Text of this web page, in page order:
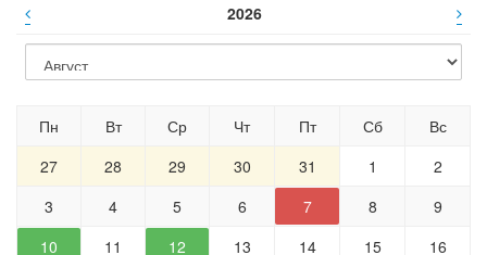
2026
Пн Вт Ср Чт Пт Сб
Вс
27
28 29 30 31 1
2
3
4 5 6 7 8
9
10
11 12 13 14 15
16